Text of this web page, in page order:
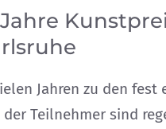
Jahren zu den fest
Teilnehmer sind